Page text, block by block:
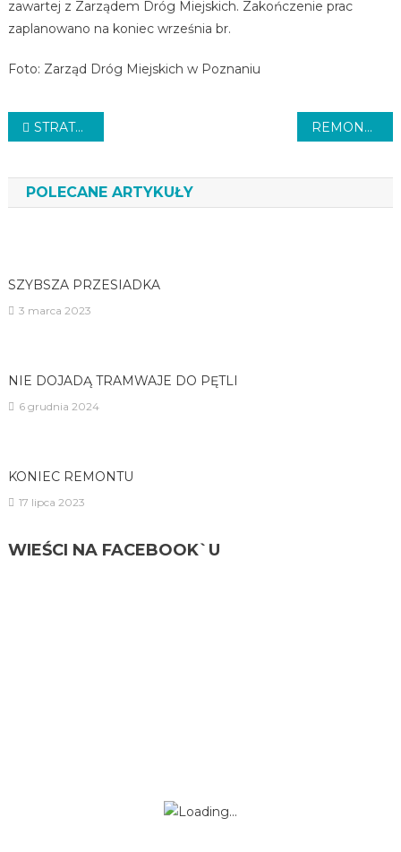
zawartej z Zarządem Dróg Miejskich. Zakończenie prac
zaplanowano na koniec września br.
Foto: Zarząd Dróg Miejskich w Poznaniu
Nawigacja
STRATY PO OSZUSTWACH REMONT KOLEJNEGO ODCINKA
POLECANE ARTYKUŁY
SZYBSZA PRZESIADKA
3 marca 2023
NIE DOJADĄ TRAMWAJE DO PĘTLI
6 grudnia 2024
KONIEC REMONTU
17 lipca 2023
WIEŚCI NA FACEBOOK`U